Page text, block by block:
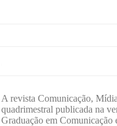
A revista Comunicação,
quadrimestral publicada na
Graduação em Comunicação